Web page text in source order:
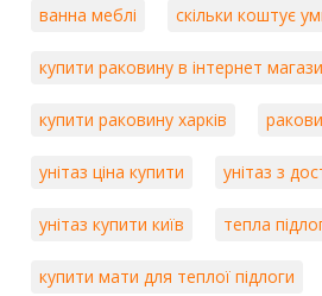
ванна меблі скільки коштує
купити раковину в інтернет
купити раковину харків
унітаз ціна купити унітаз з
унітаз купити київ тепла
купити мати для теплої підлоги